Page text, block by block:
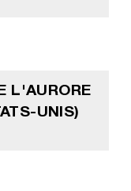
L'AURORE
UNIS)